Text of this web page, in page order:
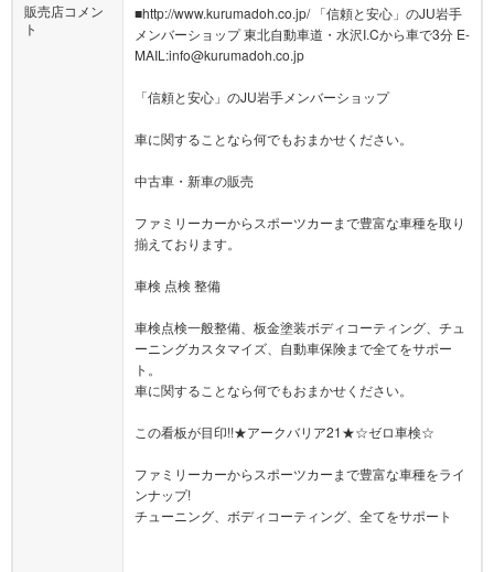
販売店コメン
ト
■http://www.kurumadoh.co.jp/ 「信頼と安心」のJU岩手
メンバーショップ 東北自動車道・水沢I.Cから車で3分 E-
MAIL:info@kurumadoh.co.jp
「信頼と安心」のJU岩手メンバーショップ
車に関することなら何でもおまかせください。
中古車・新車の販売
ファミリーカーからスポーツカーまで豊富な車種を取り
揃えております。
車検 点検 整備
車検点検一般整備、板金塗装ボディコーティング、チュ
ーニングカスタマイズ、自動車保険まで全てをサポー
ト。
車に関することなら何でもおまかせください。
この看板が目印!!★アークバリア21★☆ゼロ車検☆
ファミリーカーからスポーツカーまで豊富な車種をライ
ンナップ!
チューニング、ボディコーティング、全てをサポート